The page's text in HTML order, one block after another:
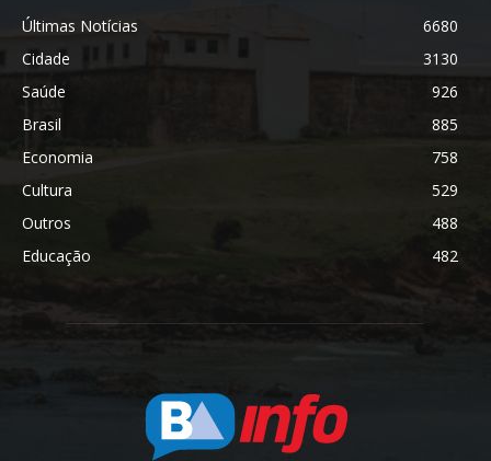
Últimas Notícias
6680
Cidade
3130
Saúde
926
Brasil
885
Economia
758
Cultura
529
Outros
488
Educação
482